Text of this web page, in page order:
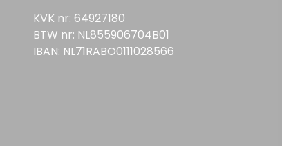
KVK nr: 64927180
BTW nr: NL855906704B01
IBAN: NL71RABO0111028566